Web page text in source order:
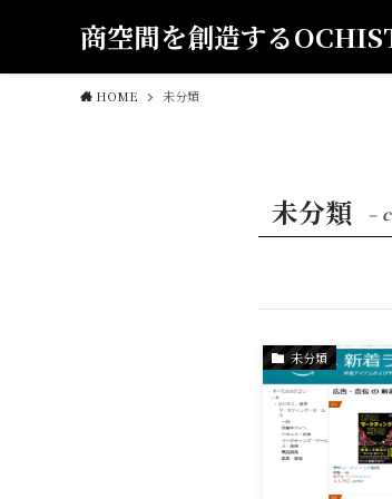
商空間を創造する
HOME 未分類
未分類 –
未分類